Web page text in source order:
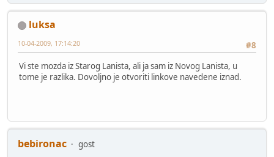
luksa
#8
10-04-2009, 17:14:20
Vi ste mozda iz Starog Lanista, ali ja sam iz Novog Lanista, u
tome je razlika. Dovoljno je otvoriti linkove navedene iznad.
bebironac
gost